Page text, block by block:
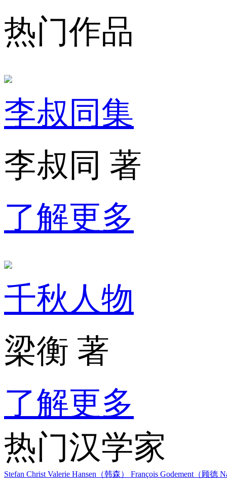
热门作品
李叔同集
李叔同 著
了解更多
千秋人物
梁衡 著
了解更多
热门汉学家
Stefan Christ Valerie Hansen（韩森） François Godement（顾德